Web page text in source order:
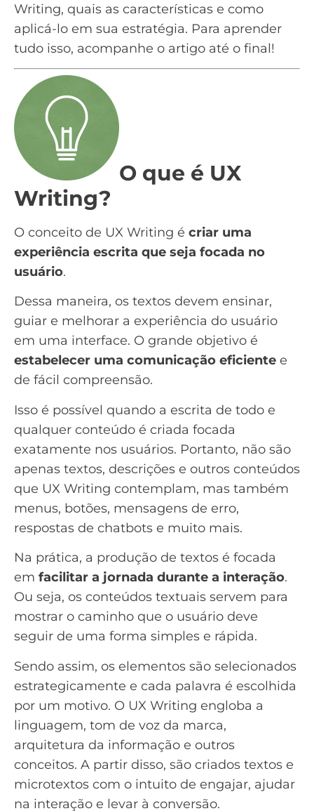
Writing, quais as características e como
aplicá-lo em sua estratégia. Para aprender
tudo isso, acompanhe o artigo até o final!
O que é UX
Writing?
O conceito de UX Writing é criar uma
experiência escrita que seja focada no
usuário.
Dessa maneira, os textos devem ensinar,
guiar e melhorar a experiência do usuário
em uma interface. O grande objetivo é
estabelecer uma comunicação eficiente e
de fácil compreensão.
Isso é possível quando a escrita de todo e
qualquer conteúdo é criada focada
exatamente nos usuários. Portanto, não são
apenas textos, descrições e outros conteúdos
que UX Writing contemplam, mas também
menus, botões, mensagens de erro,
respostas de chatbots e muito mais.
Na prática, a produção de textos é focada
em facilitar a jornada durante a interação.
Ou seja, os conteúdos textuais servem para
mostrar o caminho que o usuário deve
seguir de uma forma simples e rápida.
Sendo assim, os elementos são selecionados
estrategicamente e cada palavra é escolhida
por um motivo. O UX Writing engloba a
linguagem, tom de voz da marca,
arquitetura da informação e outros
conceitos. A partir disso, são criados textos e
microtextos com o intuito de engajar, ajudar
na interação e levar à conversão.